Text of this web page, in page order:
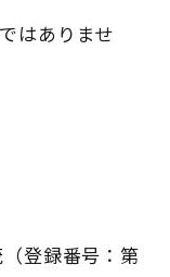
はありませ
登録番号：第